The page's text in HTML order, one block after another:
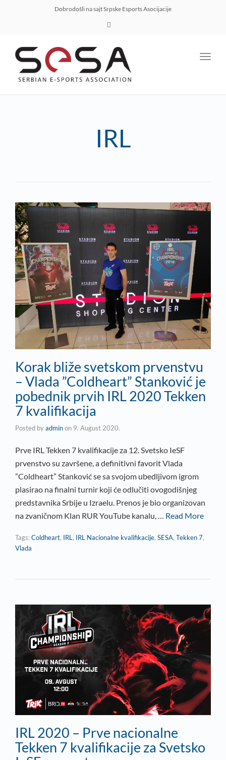
Dobrodošli na sajt Srpske Esports Asocijacije
IRL
Korak bliže svetskom prvenstvu
– Vlada ”Coldheart” Stanković je
pobednik prvih IRL 2020 Tekken
7 kvalifikacija
Posted byadminon 9. August 2020.
Prve IRL Tekken 7 kvalifikacije za 12. Svetsko IeSF
prvenstvo su završene, a definitivni favorit Vlada
”Coldheart” Stanković se sa svojom ubedljivom igrom
plasirao na finalni turnir koji će odlučiti ovogodišnjeg
predstavnika Srbije u Izraelu. Prenos je bio organizovan
na zvaničnom Klan RUR YouTube kanalu, … Read More
Tags:Coldheart, IRL, IRL Nacionalne kvalifikacije, SESA, Tekken 7,
Vlada
IRL 2020 – Prve nacionalne
Tekken 7 kvalifikacije za Svetsko